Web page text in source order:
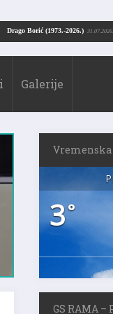
Drago Borić (1973.-
13:51
Galerije
Vremenska
3°
GS RAMA –